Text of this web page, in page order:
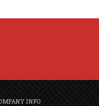
INFO